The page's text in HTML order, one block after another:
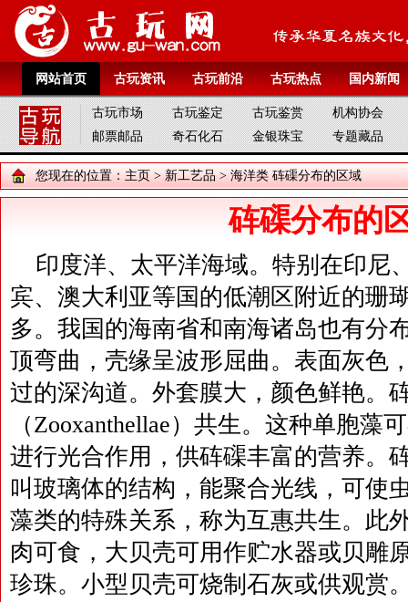
网站首页 古玩资讯 古玩前沿 古玩热点 国内新闻
古玩市场 古玩鉴定 古玩鉴赏
机构协会
邮票邮品
奇石化石 金银珠宝 专题藏品
您现在的位置： 主页 > 新工艺品 > 海洋类 砗磲分布的区域
砗磲分布的
印度洋、太平洋海域。特别在印尼
宾、澳大利亚等国的低潮区附近的珊
多。我国的海南省和南海诸岛也有分
顶弯曲，壳缘呈波形屈曲。表面灰色
过的深沟道。外套膜大，颜色鲜艳。
（Zooxanthellae）共生。这种单胞藻
进行光合作用，供砗磲丰富的营养。
叫玻璃体的结构，能聚合光线，可使
藻类的特殊关系，称为互惠共生。此
肉可食，大贝壳可用作贮水器或贝雕
珍珠。小型贝壳可烧制石灰或供观赏